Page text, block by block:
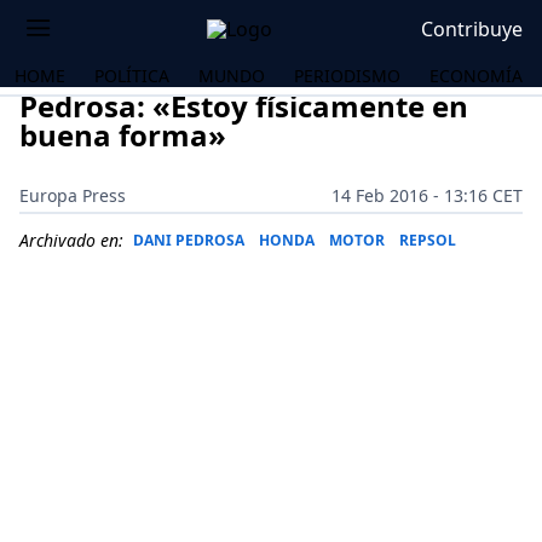
Contribuye
HOME POLÍTICA MUNDO PERIODISMO ECONOMÍA
Pedrosa: «Estoy físicamente en
buena forma»
Europa Press
14 Feb 2016 - 13:16 CET
Archivado en: DANI PEDROSA HONDA MOTOR REPSOL